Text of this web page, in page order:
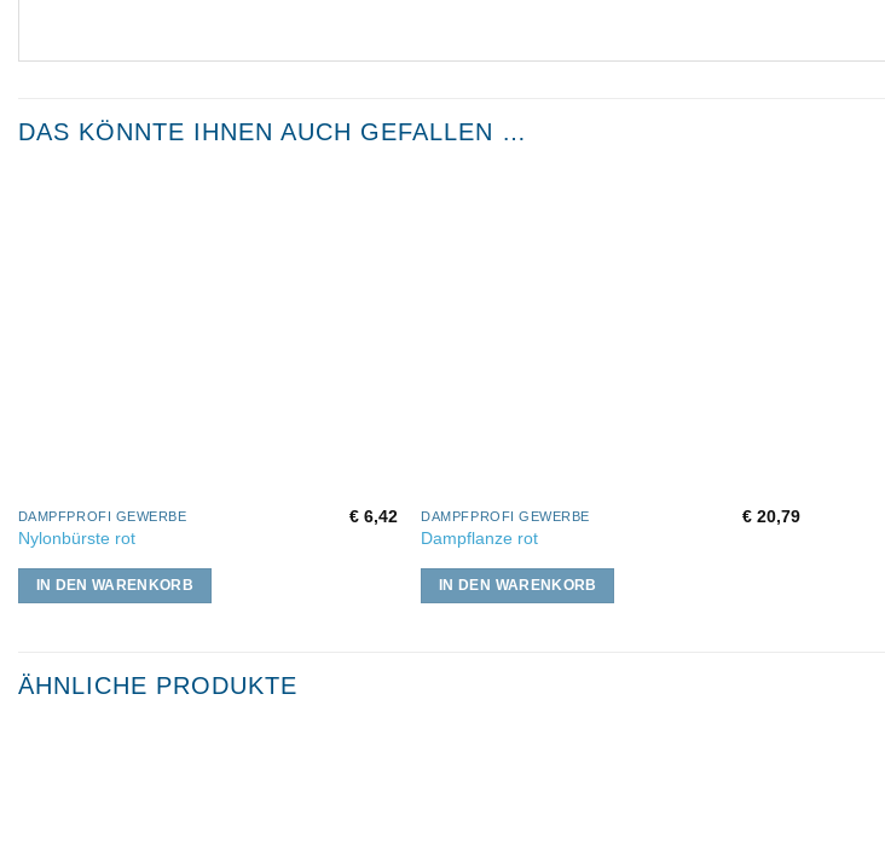
DAS KÖNNTE IHNEN AUCH GEFALLEN …
DAMPFPROFI GEWERBE
Nylonbürste rot
€6,42
IN DEN WARENKORB
DAMPFPROFI GEWERBE
Dampflanze rot
€ 20,79
IN DEN WARENKORB
ÄHNLICHE PRODUKTE